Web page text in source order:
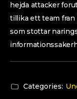
hejda attacker
tillika ett team
som stottar
Categories: